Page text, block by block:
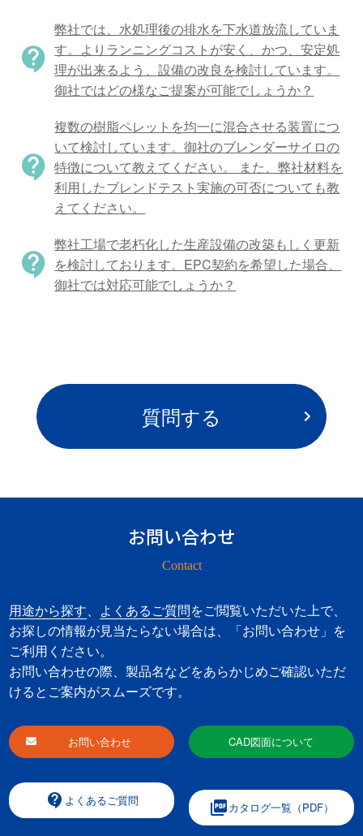
contact_support
弊社では、水処理後の排水を下水道放流していま
す。よりランニングコストが安く、かつ、安定処
理が出来るよう、設備の改良を検討しています。
御社ではどの様なご提案が可能でしょうか？
contact_support
複数の樹脂ペレットを均一に混合させる装置につ
いて検討しています。御社のブレンダーサイロの
特徴について教えてください。 また、弊社材料を
利用したブレンドテスト実施の可否についても教
えてください。
contact_support
弊社工場で老朽化した生産設備の改築もしく更新
を検討しております。EPC契約を希望した場合、
御社では対応可能でしょうか？
質問する
お問い合わせ
Contact
用途から探す、 よくあるご質問をご閲覧いただいた上で、
お探しの情報が見当たらない場合は、「お問い合わせ」を
ご利用ください。
お問い合わせの際、製品名などをあらかじめご確認いただ
けるとご案内がスムーズです。
お問い合わせ CAD図面について
contact_support よくあるご質問 picture_as_pdfカタログ一覧（PDF）